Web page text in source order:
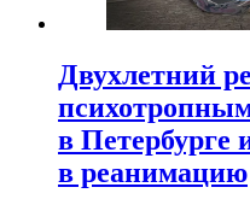
Двухлетний
в Петербурге
в реанимацию